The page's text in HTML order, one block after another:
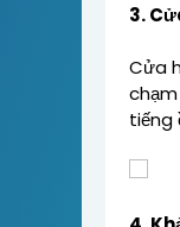
3.
Cửa
tiếng